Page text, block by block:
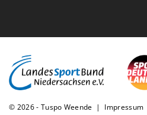
© 2026 - Tuspo Weende | Impressum